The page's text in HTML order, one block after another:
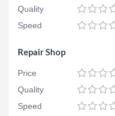
Quality
Speed
Repair Shop
Price
Quality
Speed